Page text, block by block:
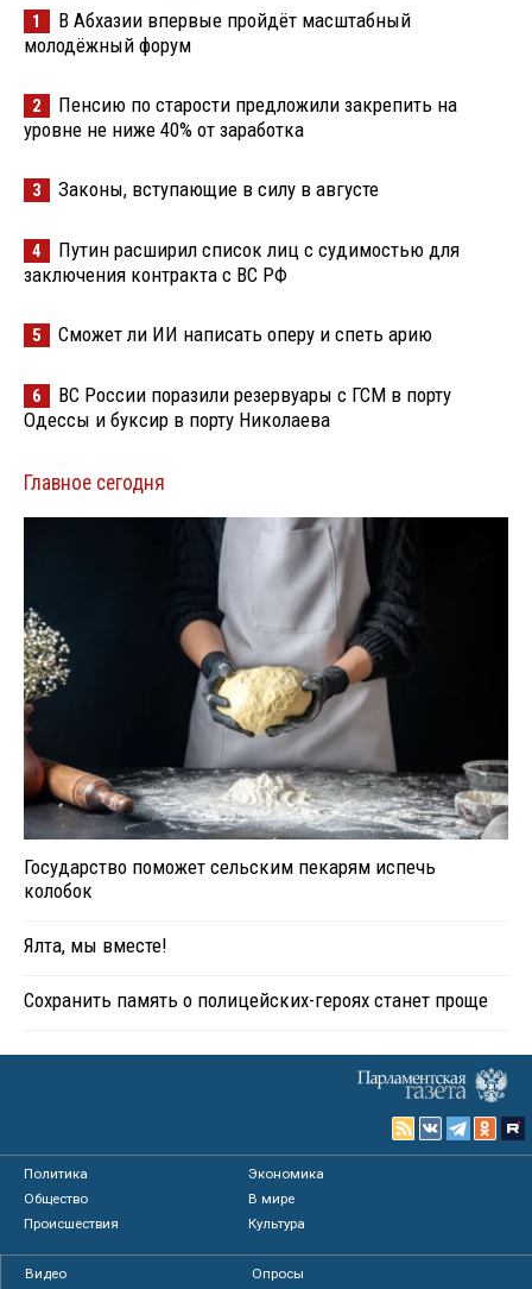
1
В Абхазии впервые пройдёт масштабный
молодёжный форум
2
Пенсию по старости предложили закрепить на
уровне не ниже 40% от заработка
3 Законы, вступающие в силу в августе
4
Путин расширил список лиц с судимостью для
заключения контракта с ВС РФ
5 Сможет ли ИИ написать оперу и спеть арию
6
ВС России поразили резервуары с ГСМ в порту
Одессы и буксир в порту Николаева
Главное сегодня
Государство поможет сельским пекарям испечь
колобок
Ялта, мы вместе!
Сохранить память о полицейских-героях станет проще
Политика
Экономика
Общество
В мире
Происшествия
Культура
Видео
Опросы